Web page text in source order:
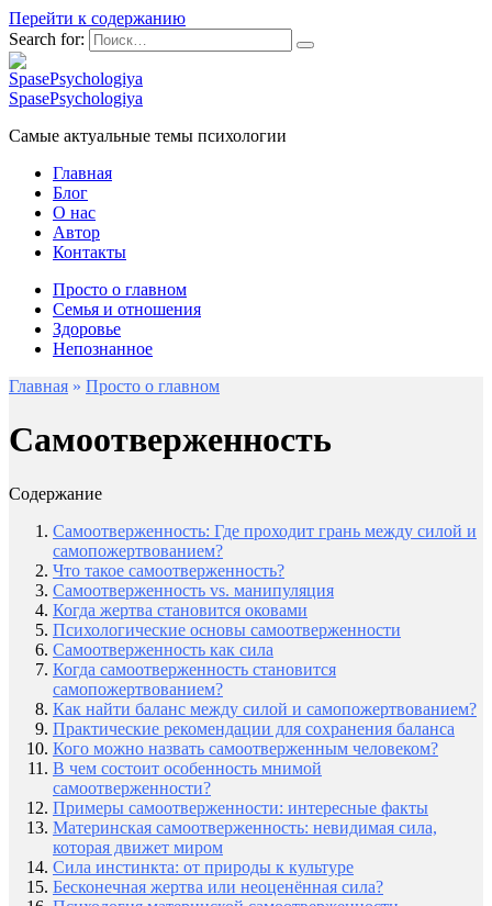
Перейти к содержанию
Search for:
SpasePsychologiya
Cамые актуальные темы психологии
Главная
Блог
О нас
Автор
Контакты
Просто о главном
Семья и отношения
Здоровье
Непознанное
Главная » Просто о главном
Самоотверженность
Содержание
Самоотверженность: Где проходит грань между силой и
самопожертвованием?
Что такое самоотверженность?
Самоотверженность vs. манипуляция
Когда жертва становится оковами
Психологические основы самоотверженности
Самоотверженность как сила
Когда самоотверженность становится
самопожертвованием?
Как найти баланс между силой и самопожертвованием?
Практические рекомендации для сохранения баланса
Кого можно назвать самоотверженным человеком?
В чем состоит особенность мнимой
самоотверженности?
Примеры самоотверженности: интересные факты
Материнская самоотверженность: невидимая сила,
которая движет миром
Сила инстинкта: от природы к культуре
Бесконечная жертва или неоценённая сила?